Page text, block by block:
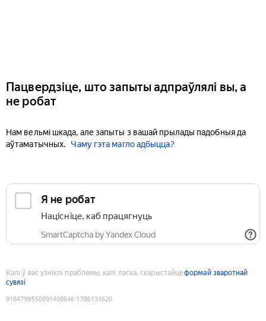
Пацвердзіце, што запыты адпраўлялі вы, а
не робат
Нам вельмі шкада, але запыты з вашай прылады падобныя да
аўтаматычных.
Чаму гэта магло адбыцца?
Я не робат
Націсніце, каб працягнуць
SmartCaptcha by Yandex Cloud
Калі ў вас узніклі праблемы, калі ласка, скарыстайцеформай зваротнай
сувязі
9184799550891408646:1786131620